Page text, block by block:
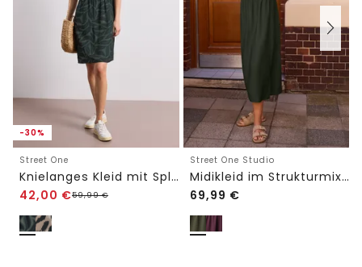
-30%
Street One
Knielanges Kleid mit Split Neck und Print
42,00 €59,99€
Street One Studio
Midikleid im Strukturmix mit Rundhals
69,99 €